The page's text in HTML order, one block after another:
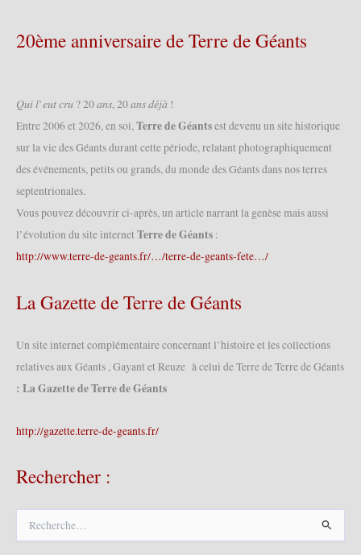
(18/05/2008)
20ème anniversaire de Terre de Géants
𝑄𝑢𝑖 𝑙’𝑒𝑢𝑡 𝑐𝑟𝑢 ? 20 𝑎𝑛𝑠, 20 𝑎𝑛𝑠 𝑑𝑒́𝑗𝑎̀ !
Entre 2006 et 2026, en soi,Terre de Géantsest devenu un site historique
sur la vie des Géants durant cette période, relatant photographiquement
des événements, petits ou grands, du monde des Géants dans nos terres
septentrionales.
Vous pouvez découvrir ci-après, un article narrant la genèse mais aussi
l’évolution du site internet Terre de Géants :
http://www.terre-de-geants.fr/…/terre-de-geants-fete…/
La Gazette de Terre de Géants
Un site internet complémentaire concernant l’histoire et les collections
relatives aux Géants , Gayant et Reuze à celui de Terre de Terre de Géants
: La Gazette de Terre de Géants
http://gazette.terre-de-geants.fr/
Rechercher :